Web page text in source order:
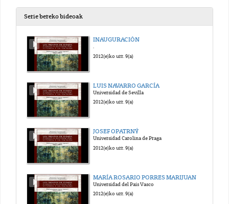
Serie bereko bideoak
INAUGURACIÓN
.
2012(e)ko urr. 9(a)
LUIS NAVARRO GARCÍA
Universidad de Sevilla
2012(e)ko urr. 9(a)
JOSEF OPATRNÝ
Universidad Carolina de Praga
2012(e)ko urr. 9(a)
MARÍA ROSARIO PORRES MARIJUAN
Universidad del País Vasco
2012(e)ko urr. 9(a)